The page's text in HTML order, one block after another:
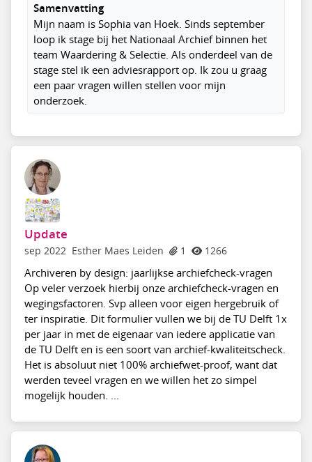
Samenvatting
Mijn naam is Sophia van Hoek. Sinds september
loop ik stage bij het Nationaal Archief binnen het
team Waardering & Selectie. Als onderdeel van de
stage stel ik een adviesrapport op. Ik zou u graag
een paar vragen willen stellen voor mijn
onderzoek.
Update
sep 2022 Esther Maes Leiden 1 1266
Archiveren by design: jaarlijkse archiefcheck-vragen
Op veler verzoek hierbij onze archiefcheck-vragen en
wegingsfactoren. Svp alleen voor eigen hergebruik of
ter inspiratie. Dit formulier vullen we bij de TU Delft 1x
per jaar in met de eigenaar van iedere applicatie van
de TU Delft en is een soort van archief-kwaliteitscheck.
Het is absoluut niet 100% archiefwet-proof, want dat
werden teveel vragen en we willen het zo simpel
mogelijk houden. ...